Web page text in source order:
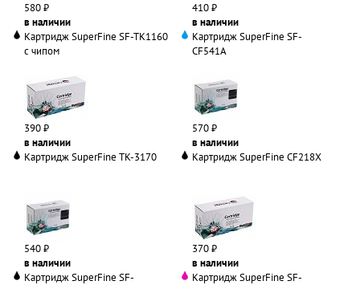
580 ₽
в наличии
410 ₽
в наличии
Картридж SuperFine SF-TK1160
с чипом
390 ₽
в наличии
Картридж SuperFine SF-
CF541A
570 ₽
в наличии
Картридж SuperFine TK-3170
540 ₽
в наличии
Картридж SuperFine CF218X
370 ₽
в наличии
Картридж SuperFine SF-
Картридж SuperFine SF-